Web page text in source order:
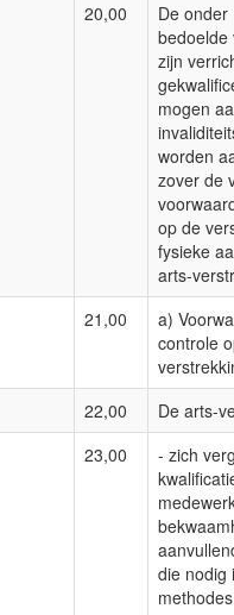
20,00
De onder
bedoelde
zijn
mogen
worden
zover de
op de
fysieke
arts-
21,00
a)
controle
22,00
De arts-
23,00
- zich
die nodig